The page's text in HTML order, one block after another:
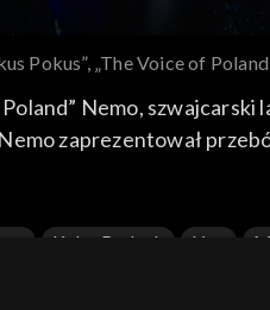
Pokus”, „The Voice of
Nemo,
zaprezentował
Kuba Badach Live